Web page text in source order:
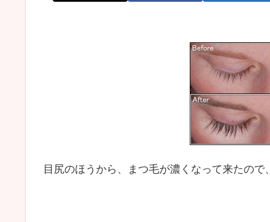
目尻のほうから、まつ毛が濃くなって来たので、